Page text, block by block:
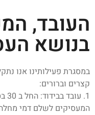
העובד,
בנושא
במסגרת פעילותינו אנו
קצרים וברורים:
המעסיקים לשלם דמי מחלה